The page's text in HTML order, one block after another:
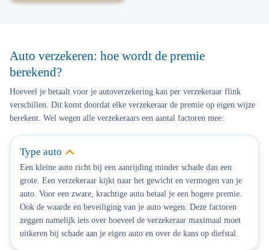
Auto verzekeren: hoe wordt de premie
berekend?
Hoeveel je betaalt voor je autoverzekering kan per verzekeraar flink
verschillen. Dit komt doordat elke verzekeraar de premie op eigen wijze
berekent. Wel wegen alle verzekeraars een aantal factoren mee:
Type auto
Een kleine auto richt bij een aanrijding minder schade dan een
grote. Een verzekeraar kijkt naar het gewicht en vermogen van je
auto. Voor een zware, krachtige auto betaal je een hogere premie.
Ook de waarde en beveiliging van je auto wegen. Deze factoren
zeggen namelijk iets over hoeveel de verzekeraar maximaal moet
uitkeren bij schade aan je eigen auto en over de kans op diefstal.